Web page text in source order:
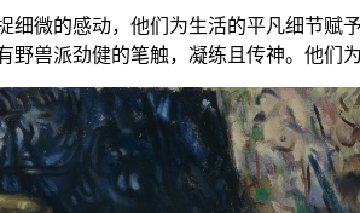
微的感动，他们为生活的平凡细节
兽派劲健的笔触，凝练且传神。他们